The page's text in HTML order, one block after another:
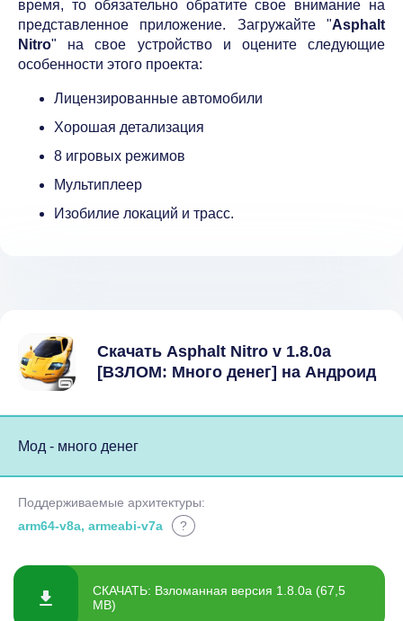
время, то обязательно обратите свое внимание на
представленное приложение. Загружайте "Asphalt
Nitro" на свое устройство и оцените следующие
особенности этого проекта:
Лицензированные автомобили
Хорошая детализация
8 игровых режимов
Мультиплеер
Изобилие локаций и трасс.
Скачать Asphalt Nitro v 1.8.0a
[ВЗЛОМ: Много денег] на Андроид
Мод - много денег
Поддерживаемые архитектуры:
arm64-v8a, armeabi-v7a
?
СКАЧАТЬ: Взломанная версия 1.8.0a (67,5
MB)